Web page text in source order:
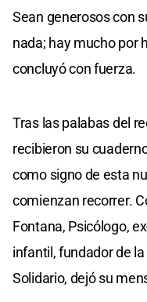
Sean generosos con
nada; hay mucho por
concluyó con fuerza.
Tras las palabas del
recibieron su
como signo de esta
comienzan recorrer.
Fontana, Psicólogo,
infantil, fundador de
Solidario, dejó su